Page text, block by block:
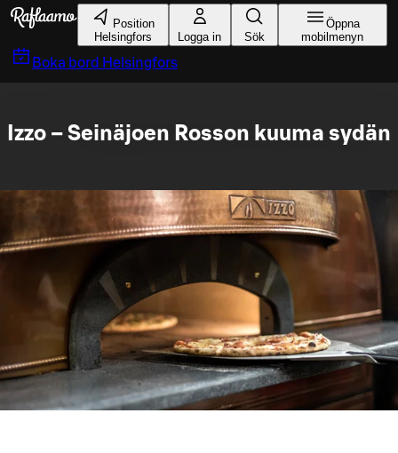
Gå till huvudinnehållet
Position
Helsingfors
Logga in Sök
Öppna
mobilmenyn
Boka bord Helsingfors
Izzo – Seinäjoen Rosson kuuma sydän